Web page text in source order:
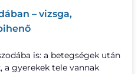
– vizsga,
is: a betegségek után
gyerekek tele vannak